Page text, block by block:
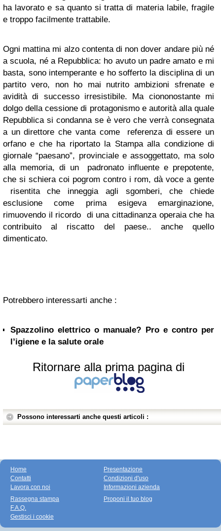
ha lavorato e sa quanto si tratta di materia labile, fragile
e troppo facilmente trattabile.
Ogni mattina mi alzo contenta di non dover andare più né
a scuola, né a Repubblica: ho avuto un padre amato e mi
basta, sono intemperante e ho sofferto la disciplina di un
partito vero, non ho mai nutrito ambizioni sfrenate e
avidità di successo irresistibile. Ma ciononostante mi
dolgo della cessione di protagonismo e autorità alla quale
Repubblica si condanna se è vero che verrà consegnata
a un direttore che vanta come referenza di essere un
orfano e che ha riportato la Stampa alla condizione di
giornale “paesano”, provinciale e assoggettato, ma solo
alla memoria, di un padronato influente e prepotente,
che si schiera coi pogrom contro i rom, dà voce a gente
risentita che inneggia agli sgomberi, che chiede
esclusione come prima esigeva emarginazione,
rimuovendo il ricordo di una cittadinanza operaia che ha
contribuito al riscatto del paese.. anche quello
dimenticato.
Potrebbero interessarti anche :
Spazzolino elettrico o manuale? Pro e contro per
l’igiene e la salute orale
Ritornare alla prima pagina di
Possono interessarti anche questi articoli :
Home
Contatti
Lavora con noi
Presentazione
Condizioni d'uso
Informazioni azienda
Rassegna stampa
F.A.Q.
Gestisci i cookie
Proponi il tuo blog